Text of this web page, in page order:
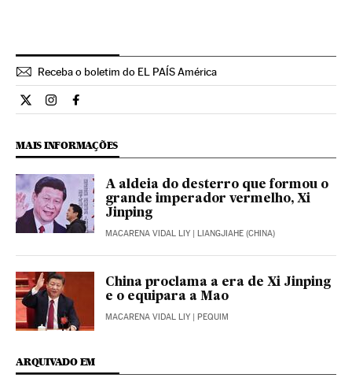
Receba o boletim do EL PAÍS América
Internacional El País Brasil en Twitter
Internacional El País Brasil en Instagram
Internacional El País Brasil en Facebook
MAIS INFORMAÇÕES
A aldeia do desterro que formou o
grande imperador vermelho, Xi
Jinping
MACARENA VIDAL LIY | LIANGJIAHE (CHINA)
China proclama a era de Xi Jinping
e o equipara a Mao
MACARENA VIDAL LIY | PEQUIM
ARQUIVADO EM